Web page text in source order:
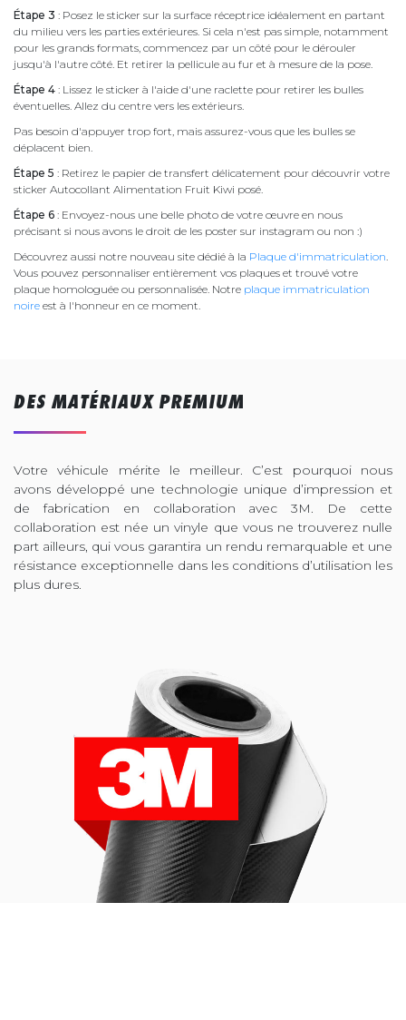
Étape 3 : Posez le sticker sur la surface réceptrice idéalement en partant
du milieu vers les parties extérieures. Si cela n'est pas simple, notamment
pour les grands formats, commencez par un côté pour le dérouler
jusqu'à l'autre côté. Et retirer la pellicule au fur et à mesure de la pose.
Étape 4 : Lissez le sticker à l'aide d'une raclette pour retirer les bulles
éventuelles. Allez du centre vers les extérieurs.
Pas besoin d'appuyer trop fort, mais assurez-vous que les bulles se
déplacent bien.
Étape 5 : Retirez le papier de transfert délicatement pour découvrir votre
sticker Autocollant Alimentation Fruit Kiwi posé.
Étape 6 : Envoyez-nous une belle photo de votre œuvre en nous
précisant si nous avons le droit de les poster sur instagram ou non :)
Découvrez aussi notre nouveau site dédié à la Plaque d'immatriculation.
Vous pouvez personnaliser entièrement vos plaques et trouvé votre
plaque homologuée ou personnalisée. Notre plaque immatriculation
noire est à l'honneur en ce moment.
DES MATÉRIAUX PREMIUM
Votre véhicule mérite le meilleur. C’est pourquoi nous
avons développé une technologie unique d’impression et
de fabrication en collaboration avec 3M. De cette
collaboration est née un vinyle que vous ne trouverez nulle
part ailleurs, qui vous garantira un rendu remarquable et une
résistance exceptionnelle dans les conditions d’utilisation les
plus dures.